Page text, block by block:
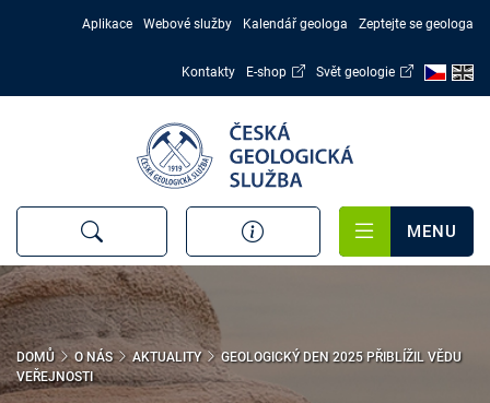
Aplikace Webové služby Kalendář geologa Zeptejte se geologa
Kontakty E-shop Svět geologie
MENU
DOMŮ O NÁS AKTUALITY
GEOLOGICKÝ DEN 2025 PŘIBLÍŽIL VĚDU
VEŘEJNOSTI